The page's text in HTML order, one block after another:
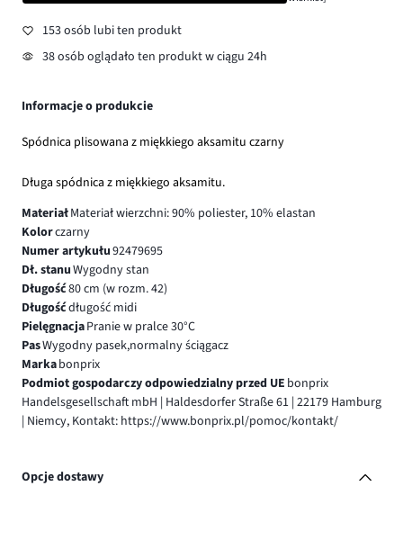
153 osób lubi ten produkt
38 osób oglądało ten produkt w ciągu 24h
Informacje o produkcie
Spódnica plisowana z miękkiego aksamitu czarny
Długa spódnica z miękkiego aksamitu.
MateriałMateriał wierzchni: 90% poliester, 10% elastan
Kolorczarny
Numer artykułu92479695
Dł. stanuWygodny stan
Długość80 cm (w rozm. 42)
Długośćdługość midi
PielęgnacjaPranie w pralce 30°C
PasWygodny pasek,normalny ściągacz
Markabonprix
Podmiot gospodarczy odpowiedzialny przed UE bonprix
Handelsgesellschaft mbH | Haldesdorfer Straße 61 | 22179 Hamburg
| Niemcy, Kontakt: https://www.bonprix.pl/pomoc/kontakt/
Opcje dostawy